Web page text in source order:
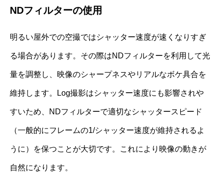
NDフィルターの使用
明るい屋外での空撮ではシャッター速度が速くなりすぎ
る場合があります。その際はNDフィルターを利用して光
量を調整し、映像のシャープネスやリアルなボケ具合を
維持します。Log撮影はシャッター速度にも影響されや
すいため、NDフィルターで適切なシャッタースピード
（一般的にフレームの1/シャッター速度が維持されるよ
うに）を保つことが大切です。これにより映像の動きが
自然になります。